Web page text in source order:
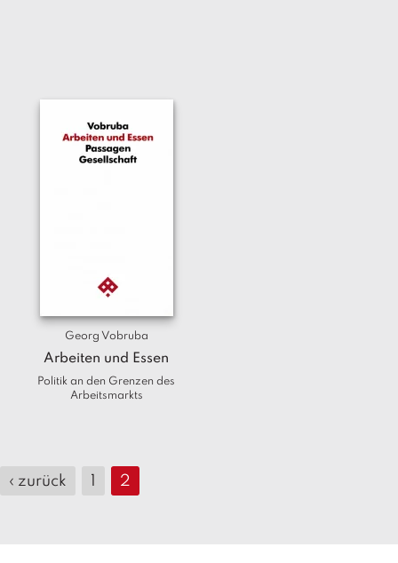
Georg Vobruba
Arbeiten und Essen
Politik an den Grenzen des
Arbeitsmarkts
‹ zurück 2